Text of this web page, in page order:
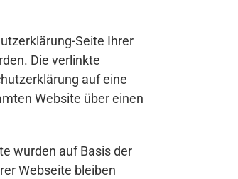
Seite Ihrer
Die verlinkte
auf eine
Website über einen
wurden auf Basis der
Webseite bleiben